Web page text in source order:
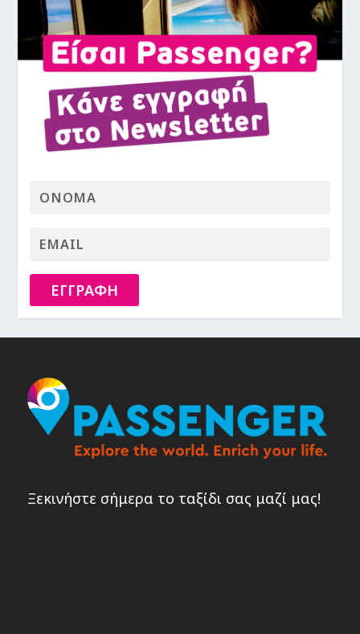
ΕΓΓΡΑΦΗ
Ξεκινήστε σήμερα το ταξίδι σας μαζί μας!